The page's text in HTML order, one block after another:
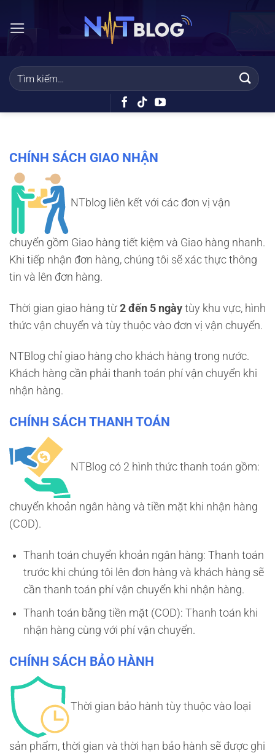
qua
dung
CHÍNH SÁCH GIAO NHẬN
NTblog liên kết với các đơn vị vận
chuyển gồm Giao hàng tiết kiệm và Giao hàng nhanh.
Khi tiếp nhận đơn hàng, chúng tôi sẽ xác thực thông
tin và lên đơn hàng.
Thời gian giao hàng từ 2 đến 5 ngày tùy khu vực, hình
thức vận chuyển và tùy thuộc vào đơn vị vận chuyển.
NTBlog chỉ giao hàng cho khách hàng trong nước.
Khách hàng cần phải thanh toán phí vận chuyển khi
nhận hàng.
CHÍNH SÁCH THANH TOÁN
NTBlog có 2 hình thức thanh toán gồm:
chuyển khoản ngân hàng và tiền mặt khi nhận hàng
(COD).
Thanh toán chuyển khoản ngân hàng: Thanh toán
trước khi chúng tôi lên đơn hàng và khách hàng sẽ
cần thanh toán phí vận chuyển khi nhận hàng.
Thanh toán bằng tiền mặt (COD): Thanh toán khi
nhận hàng cùng với phí vận chuyển.
CHÍNH SÁCH BẢO HÀNH
Thời gian bảo hành tùy thuộc vào loại
sản phẩm, thời gian và thời hạn bảo hành sẽ được ghi